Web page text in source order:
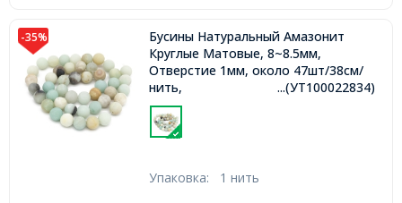
-35%
Бусины Натуральный Амазонит
Круглые Матовые, 8~8.5мм,
Отверстие 1мм, около 47шт/38см/
нить,
...(УТ100022834)
Упаковка: 1 нить